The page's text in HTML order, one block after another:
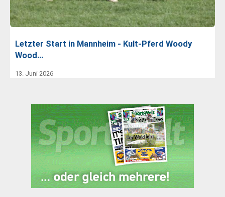
Letzter Start in Mannheim - Kult-Pferd Woody
Wood…
13. Juni 2026